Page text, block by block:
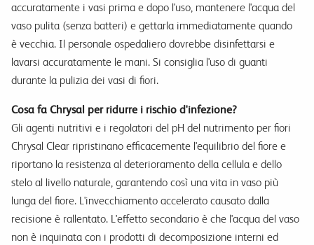
accuratamente i vasi prima e dopo l'uso, mantenere l'acqua del
vaso pulita (senza batteri) e gettarla immediatamente quando
è vecchia. Il personale ospedaliero dovrebbe disinfettarsi e
lavarsi accuratamente le mani. Si consiglia l'uso di guanti
durante la pulizia dei vasi di fiori.
Cosa fa Chrysal per ridurre i rischio d'infezione?
Gli agenti nutritivi e i regolatori del pH del nutrimento per fiori
Chrysal Clear ripristinano efficacemente l'equilibrio del fiore e
riportano la resistenza al deterioramento della cellula e dello
stelo al livello naturale, garantendo così una vita in vaso più
lunga del fiore. L'invecchiamento accelerato causato dalla
recisione è rallentato. L'effetto secondario è che l'acqua del vaso
non è inquinata con i prodotti di decomposizione interni ed